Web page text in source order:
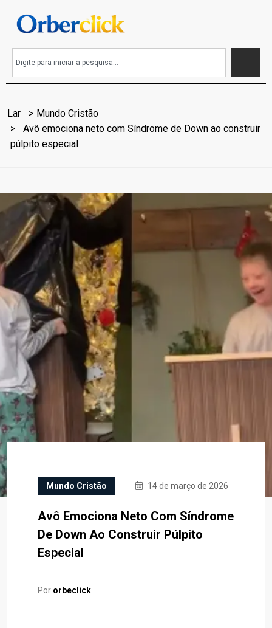
Lar
Mundo Cristão
Avô emociona neto com Síndrome de Down ao construir
púlpito especial
Mundo Cristão 14 de março de 2026
Avô Emociona Neto Com Síndrome
De Down Ao Construir Púlpito
Especial
Por orbeclick